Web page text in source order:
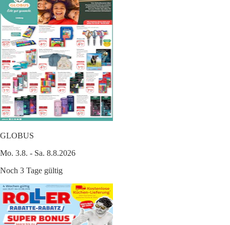
GLOBUS
Mo. 3.8. - Sa. 8.8.2026
Noch 3 Tage gültig